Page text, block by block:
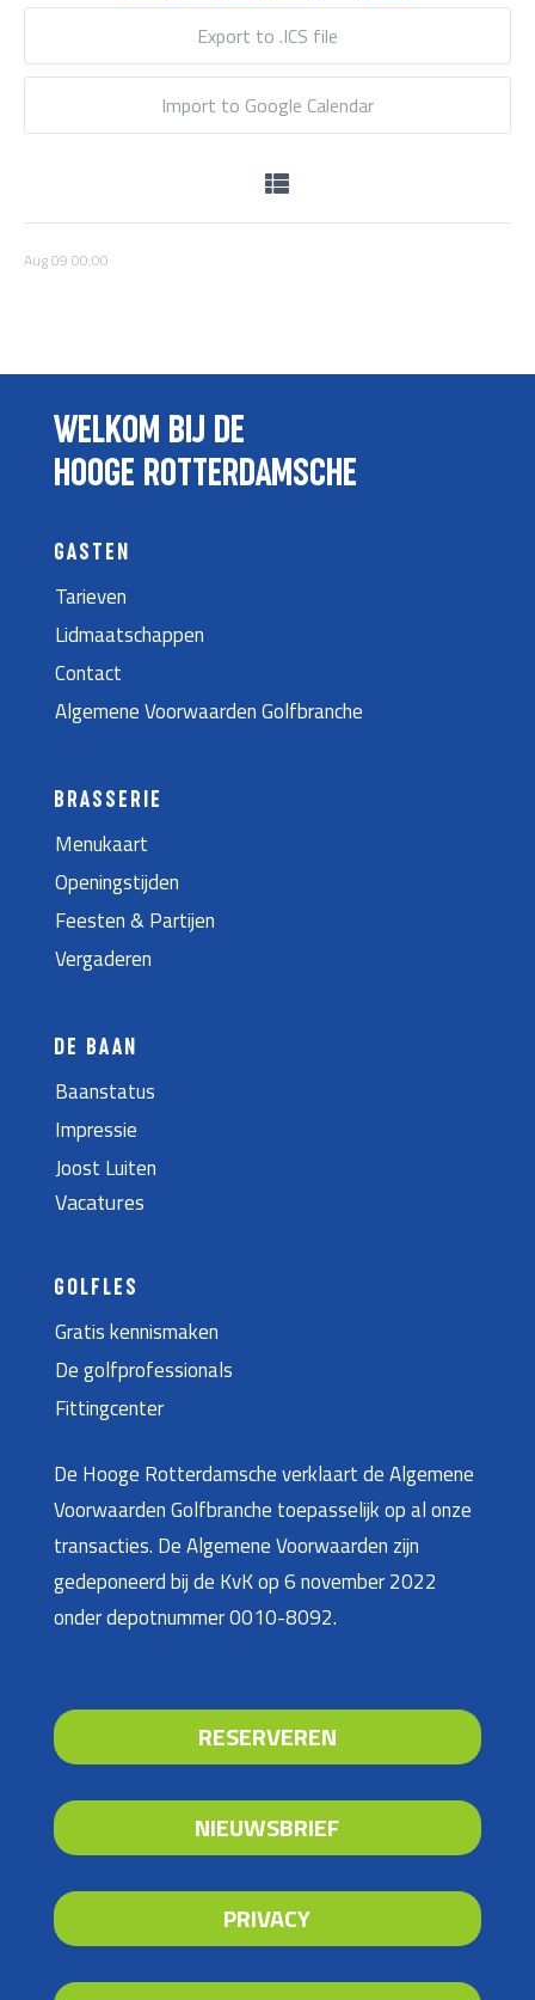
Export to .ICS file
Import to Google Calendar
Aug09 00:00
WELKOM BIJ DE
HOOGE ROTTERDAMSCHE
GASTEN
Tarieven
Lidmaatschappen
Contact
Algemene Voorwaarden Golfbranche
BRASSERIE
Menukaart
Openingstijden
Feesten & Partijen
Vergaderen
DE BAAN
Baanstatus
Impressie
Joost Luiten
Vacatures
GOLFLES
Gratis kennismaken
De golfprofessionals
Fittingcenter
De Hooge Rotterdamsche verklaart de Algemene
Voorwaarden Golfbranche toepasselijk op al onze
transacties. De Algemene Voorwaarden zijn
gedeponeerd bij de KvK op 6 november 2022
onder depotnummer 0010-8092.
RESERVEREN
NIEUWSBRIEF
PRIVACY